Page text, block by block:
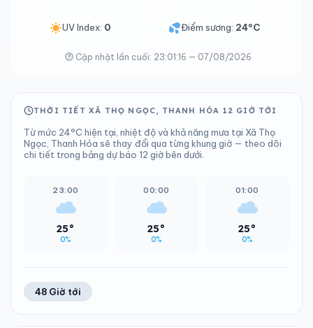
UV Index: 0 Điểm sương: 24°C
Cập nhật lần cuối: 23:01:16 — 07/08/2026
THỜI TIẾT XÃ THỌ NGỌC, THANH HÓA 12 GIỜ TỚI
Từ mức 24°C hiện tại, nhiệt độ và khả năng mưa tại Xã Thọ
Ngọc, Thanh Hóa sẽ thay đổi qua từng khung giờ — theo dõi
chi tiết trong bảng dự báo 12 giờ bên dưới.
23:00
25°
0%
00:00
25°
0%
01:00
25°
0%
48 Giờ tới